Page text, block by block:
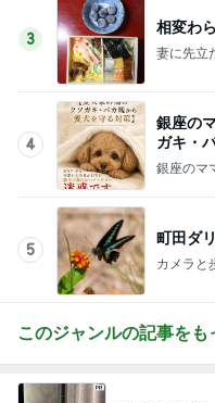
3
相変わ
妻に先立
4
銀座の
ガキ・
銀座のマ
5
町田ダ
カメラと
このジャンルの記事をも